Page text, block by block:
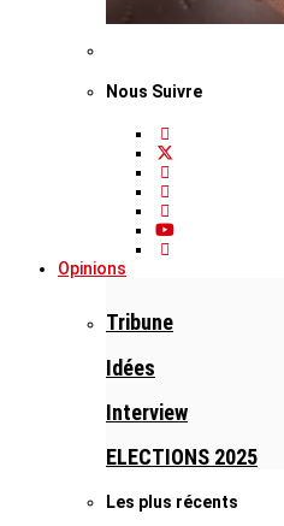
Nous Suivre
Opinions
Tribune
Idées
Interview
ELECTIONS 2025
Les plus récents